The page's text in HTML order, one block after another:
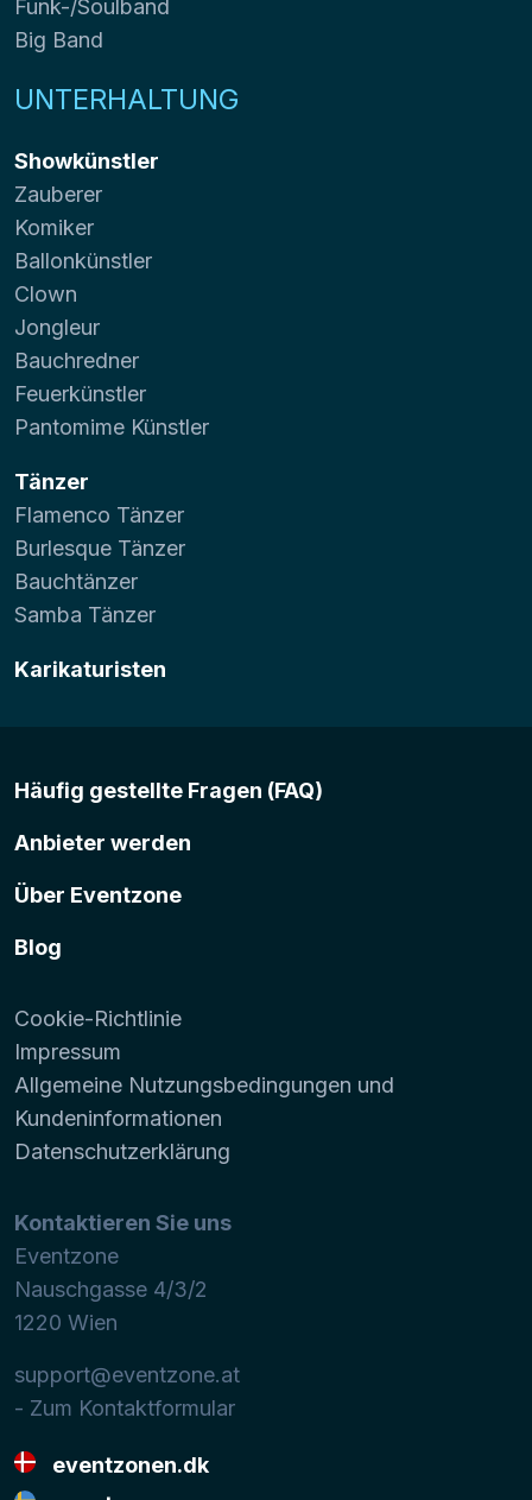
Funk-/Soulband
Big Band
UNTERHALTUNG
Showkünstler
Zauberer
Komiker
Ballonkünstler
Clown
Jongleur
Bauchredner
Feuerkünstler
Pantomime Künstler
Tänzer
Flamenco Tänzer
Burlesque Tänzer
Bauchtänzer
Samba Tänzer
Karikaturisten
Häufig gestellte Fragen (FAQ)
Anbieter werden
Über Eventzone
Blog
Cookie-Richtlinie
Impressum
Allgemeine Nutzungsbedingungen und
Kundeninformationen
Datenschutzerklärung
Kontaktieren Sie uns
Eventzone
Nauschgasse 4/3/2
1220 Wien
support@eventzone.at
- Zum Kontaktformular
eventzonen.dk